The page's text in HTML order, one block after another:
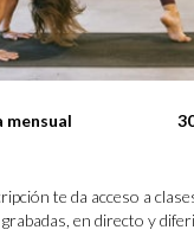
te da acceso a
en directo y